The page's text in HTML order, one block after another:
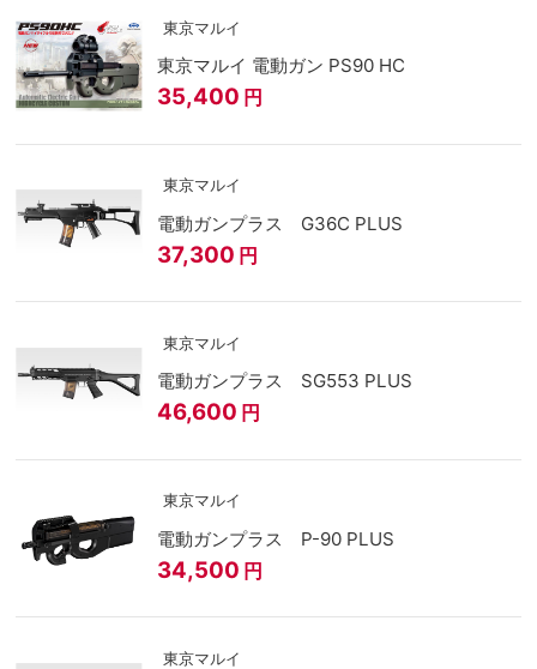
東京マルイ
東京マルイ 電動ガン PS90 HC
35,400 円
東京マルイ
電動ガンプラス G36C PLUS
37,300 円
東京マルイ
電動ガンプラス SG553 PLUS
46,600 円
東京マルイ
電動ガンプラス P-90 PLUS
34,500 円
東京マルイ